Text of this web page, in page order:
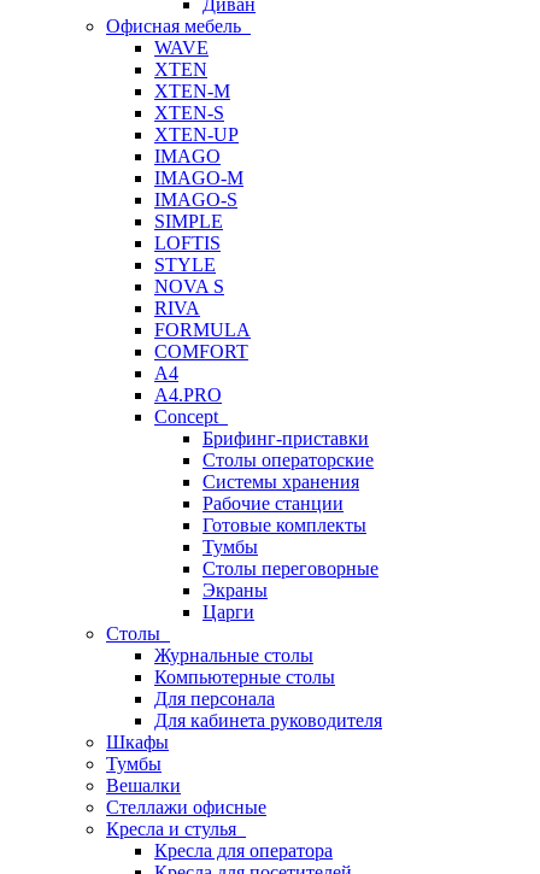
Диван
Офисная мебель
WAVE
XTEN
XTEN-M
XTEN-S
XTEN-UP
IMAGO
IMAGO-M
IMAGO-S
SIMPLE
LOFTIS
STYLE
NOVA S
RIVA
FORMULA
COMFORT
A4
A4.PRO
Concept
Брифинг-приставки
Столы операторские
Системы хранения
Рабочие станции
Готовые комплекты
Тумбы
Столы переговорные
Экраны
Царги
Столы
Журнальные столы
Компьютерные столы
Для персонала
Для кабинета руководителя
Шкафы
Тумбы
Вешалки
Стеллажи офисные
Кресла и стулья
Кресла для оператора